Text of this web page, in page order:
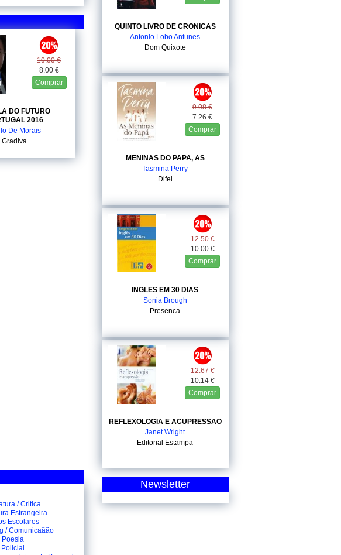
10.00 €
8.00 €
Comprar
DO FUTURO
2016
De Morais
Gradiva
/ Critica
Estrangeira
Escolares
/ Comunicaãão
Poesia
Policial
QUINTO LIVRO DE CRONICAS
Antonio Lobo Antunes
Dom Quixote
9.08 €
7.26 €
Comprar
MENINAS DO PAPA, AS
Tasmina Perry
Difel
12.50 €
10.00 €
Comprar
INGLES EM 30 DIAS
Sonia Brough
Presenca
12.67 €
10.14 €
Comprar
REFLEXOLOGIA E ACUPRESSAO
Janet Wright
Editorial Estampa
Newsletter